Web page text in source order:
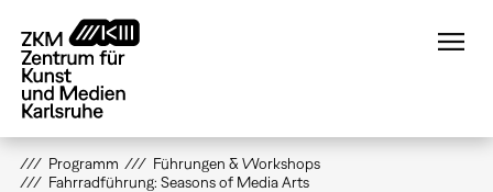
zum
Inhalt
Programm
Führungen & Workshops
Fahrradführung: Seasons of Media Arts